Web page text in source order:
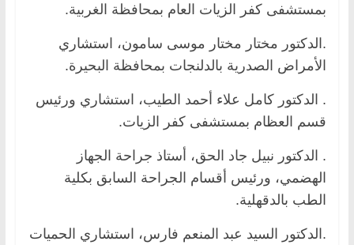
بمستشفى كفر الزيات العام بمحافظة الغربية.
.الدكتور مختار مختار موسى سامون، استشاري
الأمراض الصدرية بالدلنجات بمحافظة البحيرة.
. الدكتور كامل علاء أحمد الطيب، استشاري ورئيس
قسم العظام بمستشفى كفر الزيات.
. الدكتور نبيل جاد الحق، أستاذ جراحة الجهاز
الهضمي، ورئيس أقسام الجراحة السابق بكلية
الطب بالدقهلية.
.الدكتور السيد عبد المنعم فارس، استشاري الحميات